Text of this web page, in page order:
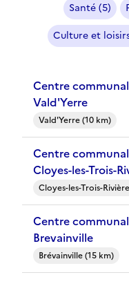
Santé (5)
Culture et
Centre communal d'action sociale (CCAS) -
Vald'Yerre
Vald'Yerre (10 km)
Centre communal d'action sociale (CCAS) -
Cloyes-les-Trois-
Cloyes-les-Trois-
Centre communal d'action sociale (CCAS) -
Brevainville
Brévainville (15 km)